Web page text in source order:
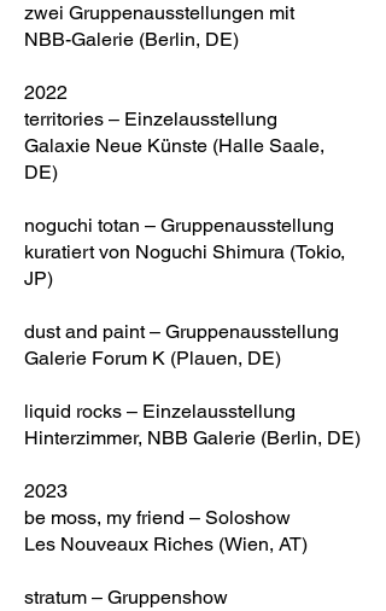
zwei Gruppenausstellungen mit
NBB-Galerie (Berlin, DE)
2022
territories – Einzelausstellung
Galaxie Neue Künste (Halle Saale,
DE)
noguchi totan – Gruppenausstellung
kuratiert von Noguchi Shimura (Tokio,
JP)
dust and paint – Gruppenausstellung
Galerie Forum K (Plauen, DE)
liquid rocks – Einzelausstellung
Hinterzimmer, NBB Galerie (Berlin, DE)
2023
be moss, my friend – Soloshow
Les Nouveaux Riches (Wien, AT)
stratum – Gruppenshow